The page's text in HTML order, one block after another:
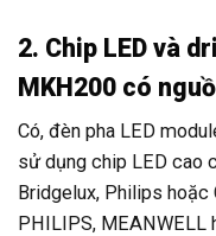
2. Chip LED và
MKH200 có
Có, đèn pha LED
sử dụng chip LED cao
Bridgelux, Philips hoặc
PHILIPS, MEANWELL